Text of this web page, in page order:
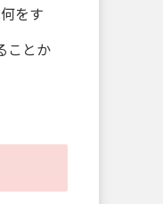
をす
ことか